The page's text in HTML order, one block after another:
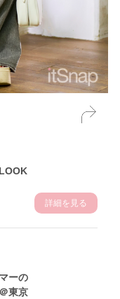
詳細を見る
ーの
東京